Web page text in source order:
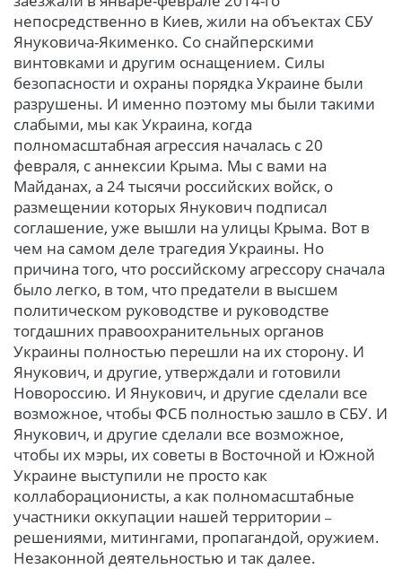
непосредственно в Киев, жили на объектах СБУ
Януковича-Якименко. Со снайперскими
винтовками и другим оснащением. Силы
безопасности и охраны порядка Украине были
разрушены. И именно поэтому мы были такими
слабыми, мы как Украина, когда
полномасштабная агрессия началась с 20
февраля, с аннексии Крыма. Мы с вами на
Майданах, а 24 тысячи российских войск, о
размещении которых Янукович подписал
соглашение, уже вышли на улицы Крыма. Вот в
чем на самом деле трагедия Украины. Но
причина того, что российскому агрессору сначала
было легко, в том, что предатели в высшем
политическом руководстве и руководстве
тогдашних правоохранительных органов
Украины полностью перешли на их сторону. И
Янукович, и другие, утверждали и готовили
Новороссию. И Янукович, и другие сделали все
возможное, чтобы ФСБ полностью зашло в СБУ. И
Янукович, и другие сделали все возможное,
чтобы их мэры, их советы в Восточной и Южной
Украине выступили не просто как
коллаборационисты, а как полномасштабные
участники оккупации нашей территории –
решениями, митингами, пропагандой, оружием.
Незаконной деятельностью и так далее.